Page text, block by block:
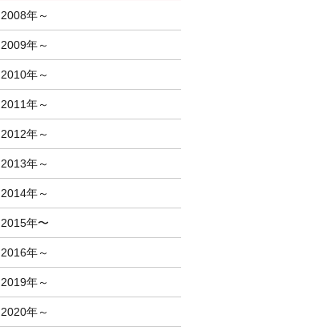
2008年～
2009年～
2010年～
2011年～
2012年～
2013年～
2014年～
2015年〜
2016年～
2019年～
2020年～